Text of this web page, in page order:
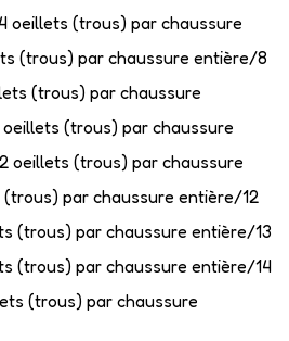
oeillets (trous) par chaussure
(trous) par chaussure entière/8
(trous) par chaussure
(trous) par chaussure
oeillets (trous) par chaussure
par chaussure entière/12
(trous) par chaussure entière/13
(trous) par chaussure entière/14
(trous) par chaussure